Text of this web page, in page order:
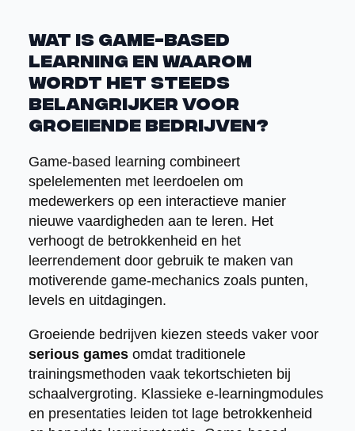
Wat is game-based
learning en waarom
wordt het steeds
belangrijker voor
groeiende bedrijven?
Game-based learning combineert
spelelementen met leerdoelen om
medewerkers op een interactieve manier
nieuwe vaardigheden aan te leren. Het
verhoogt de betrokkenheid en het
leerrendement door gebruik te maken van
motiverende game-mechanics zoals punten,
levels en uitdagingen.
Groeiende bedrijven kiezen steeds vaker voor
serious gamesomdat traditionele
trainingsmethoden vaak tekortschieten bij
schaalvergroting. Klassieke e-learningmodules
en presentaties leiden tot lage betrokkenheid